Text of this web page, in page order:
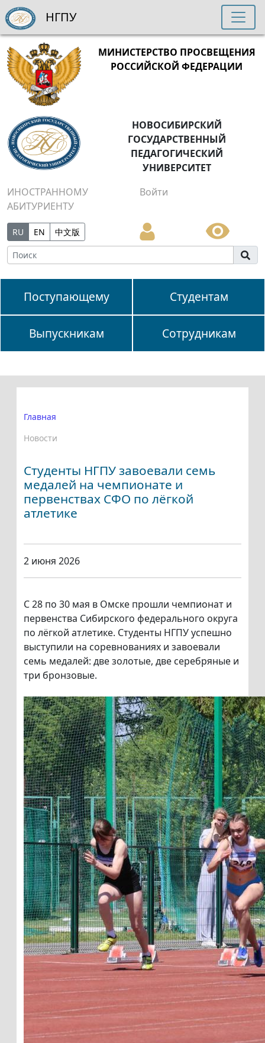
МИНИСТЕРСТВО ПРОСВЕЩЕНИЯ
РОССИЙСКОЙ ФЕДЕРАЦИИ
НОВОСИБИРСКИЙ
ГОСУДАРСТВЕННЫЙ
ПЕДАГОГИЧЕСКИЙ
УНИВЕРСИТЕТ
ИНОСТРАННОМУ
АБИТУРИЕНТУ
Войти
RU EN 中文版
Поступающему Студентам
Выпускникам Сотрудникам
НГПУ
Главная
Новости
Студенты НГПУ завоевали семь
медалей на чемпионате и
первенствах СФО по лёгкой
атлетике
2 июня 2026
С 28 по 30 мая в Омске прошли чемпионат и
первенства Сибирского федерального округа
по лёгкой атлетике. Студенты НГПУ успешно
выступили на соревнованиях и завоевали
семь медалей: две золотые, две серебряные и
три бронзовые.